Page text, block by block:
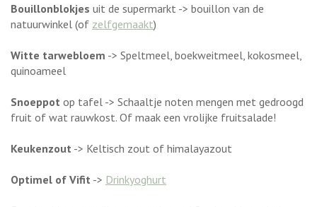
Bouillonblokjes uit de supermarkt -> bouillon van de
natuurwinkel (of zelfgemaakt)
Witte tarwebloem -> Speltmeel, boekweitmeel, kokosmeel,
quinoameel
Snoeppot op tafel -> Schaaltje noten mengen met gedroogd
fruit of wat rauwkost. Of maak een vrolijke fruitsalade!
Keukenzout -> Keltisch zout of himalayazout
Optimel of Vifit -> Drinkyoghurt